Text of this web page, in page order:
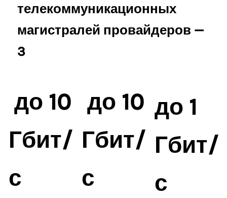
телекоммуникационных
магистралей провайдеров —
3
до 10
Гбит/
с
до 10
Гбит/
с
до 1
Гбит/
с